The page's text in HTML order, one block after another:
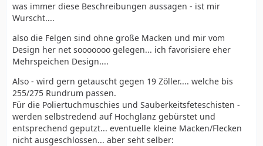
was immer diese Beschreibungen aussagen - ist mir
Wurscht....
also die Felgen sind ohne große Macken und mir vom
Design her net sooooooo gelegen... ich favorisiere eher
Mehrspeichen Design....
Also - wird gern getauscht gegen 19 Zöller.... welche bis
255/275 Rundrum passen.
Für die Poliertuchmuschies und Sauberkeitsfeteschisten -
werden selbstredend auf Hochglanz gebürstet und
entsprechend geputzt... eventuelle kleine Macken/Flecken
nicht ausgeschlossen... aber seht selber: